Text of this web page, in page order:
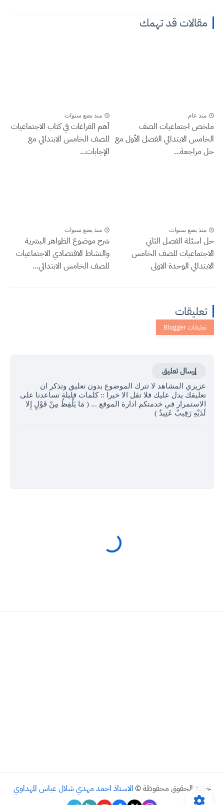
مقالات قد تهمك
منذ عام
ملخص اجتماعيات الصف
الخامس الابتدائي الفصل الأول مع
حل مراجعة...
منذ بضع سنوات
أهم الفراغات في كتاب الاجتماعيات
للصف الخامس الابتدائي مع
الإجابات...
منذ بضع سنوات
حل اسئلة الفصل الثاني
الاجتماعيات للصف الخامس
الابتدائي الوحدة الاولى
منذ بضع سنوات
شرح موضوع الظواهر البشرية
والنشاط الاقتصادي الاجتماعيات
للصف الخامس الابتدائي...
تعليقات
إرسال تعليق
عزيزي المشاهد لا تترك الموضوع بدون تعليق وتذكر ان
تعليقك يدل عليك فلا تقل الا خيرا :: كلمات قليلة تساعدنا على
الاستمرار في خدمتكم ادارة الموقع ... ( مَا يَلْفِظُ مِنْ قَوْلٍ إِلا
لَدَيْهِ رَقِيبٌ عَتِيدٌ )
جميع الحقوق محفوظة © الاستاذ احمد مهدي شلال عباس المهداوي